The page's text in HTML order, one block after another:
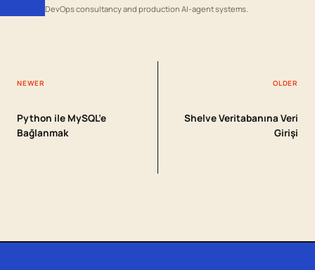
DevOps consultancy and production AI-agent systems.
NEWER
Python ile MySQL’e
Bağlanmak
OLDER
Shelve Veritabanına Veri
Girişi